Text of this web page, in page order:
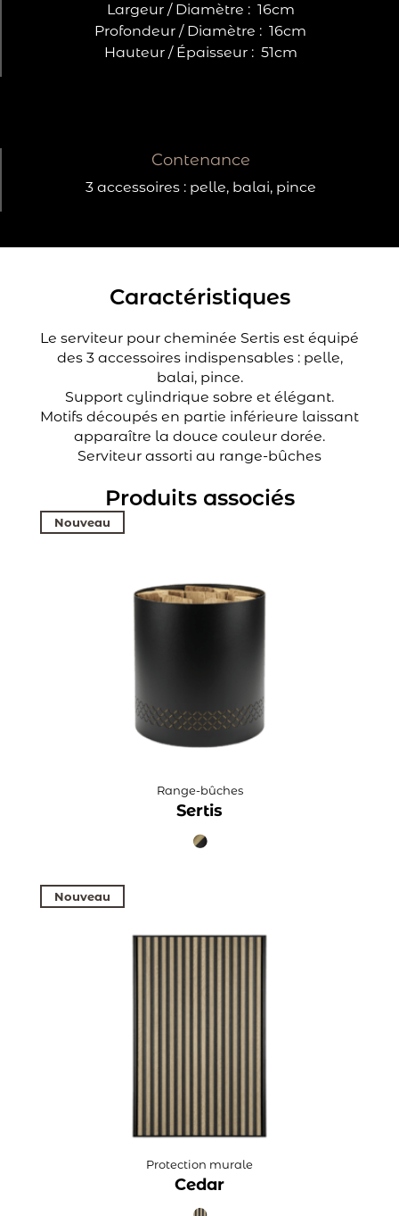
Largeur / Diamètre : 16cm
Profondeur / Diamètre : 16cm
Hauteur / Épaisseur : 51cm
Contenance
3 accessoires : pelle, balai, pince
Caractéristiques
Le serviteur pour cheminée Sertis est équipé
des 3 accessoires indispensables : pelle,
balai, pince.
Support cylindrique sobre et élégant.
Motifs découpés en partie inférieure laissant
apparaître la douce couleur dorée.
Serviteur assorti au range-bûches
Produits associés
Nouveau
Range-bûches
Sertis
Nouveau
Protection murale
Cedar